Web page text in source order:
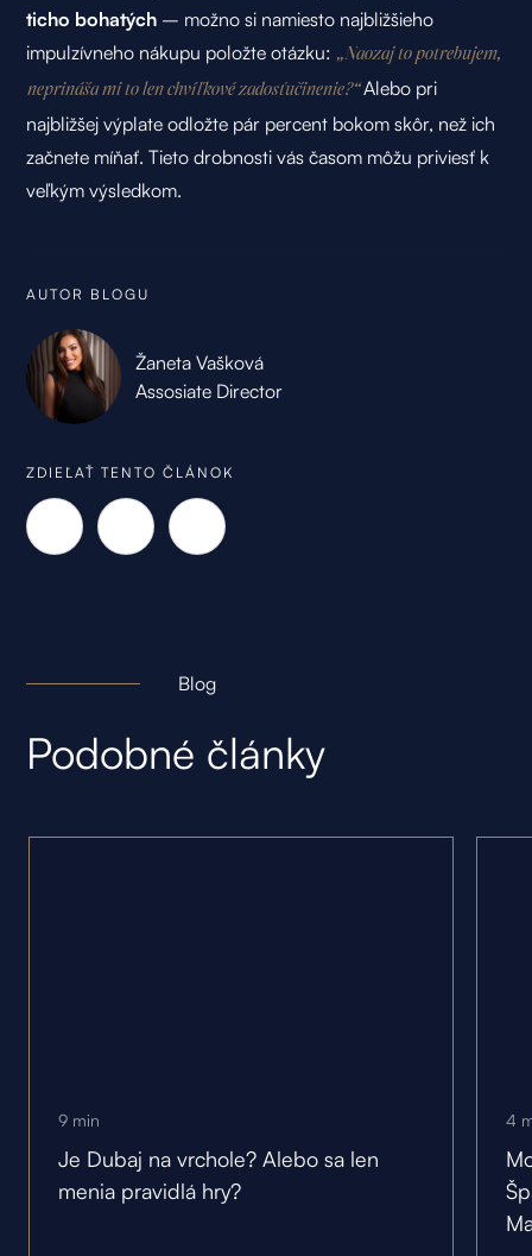
ZDIEĽAŤ TENTO ČLÁNOK
ticho bohatých – možno si namiesto najbližšieho
impulzívneho nákupu položte otázku: „Naozaj to potrebujem,
neprináša mi to len chvíľkové zadosťučinenie?“Alebo pri
najbližšej výplate odložte pár percent bokom skôr, než ich
začnete míňať. Tieto drobnosti vás časom môžu priviesť k
veľkým výsledkom.
AUTOR BLOGU
Žaneta Vašková
Assosiate Director
Blog
Podobné články
9min
Je Dubaj na vrchole? Alebo sa len
menia pravidlá hry?
4